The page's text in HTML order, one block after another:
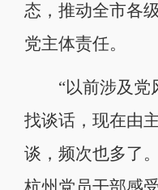
态，推动全市各
党主体责任。
“以前涉及党
找谈话，现在由
谈，频次也多了